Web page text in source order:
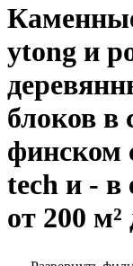
ytong и
блоков в
финском
tech и - в
от 200 м²